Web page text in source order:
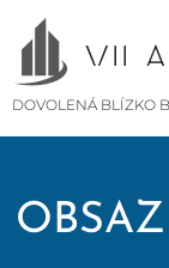
DOVOLENÁ BLÍZKO